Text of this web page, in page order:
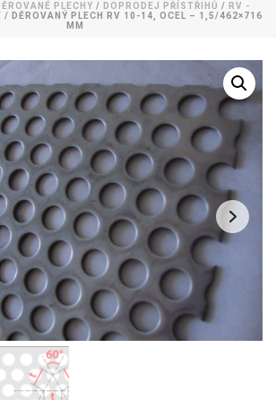
PLECHY / DOPRODEJ PŘÍSTŘIHŮ / RV -
/ DĚROVANÝ PLECH RV 10-14, OCEL – 1,5/462×716
MM